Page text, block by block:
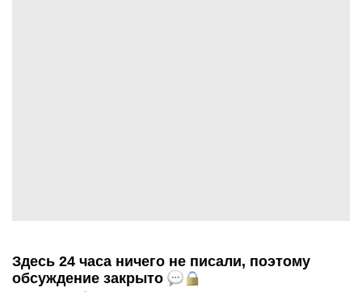
Здесь 24 часа ничего не писали, поэтому
обсуждение закрыто